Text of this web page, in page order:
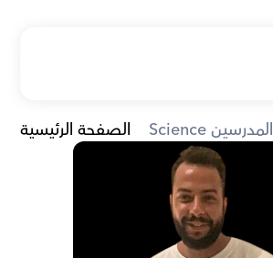
الصفحة الرئيسية Science المدرسين